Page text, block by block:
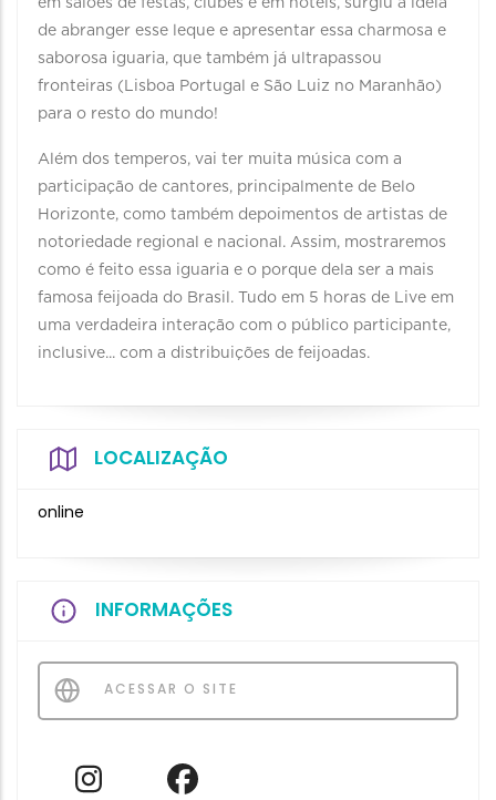
em salões de festas, clubes e em hotéis, surgiu a ideia
de abranger esse leque e apresentar essa charmosa e
saborosa iguaria, que também já ultrapassou
fronteiras (Lisboa Portugal e São Luiz no Maranhão)
para o resto do mundo!
Além dos temperos, vai ter muita música com a
participação de cantores, principalmente de Belo
Horizonte, como também depoimentos de artistas de
notoriedade regional e nacional. Assim, mostraremos
como é feito essa iguaria e o porque dela ser a mais
famosa feijoada do Brasil. Tudo em 5 horas de Live em
uma verdadeira interação com o público participante,
inclusive... com a distribuições de feijoadas.
LOCALIZAÇÃO
online
INFORMAÇÕES
ACESSAR O SITE